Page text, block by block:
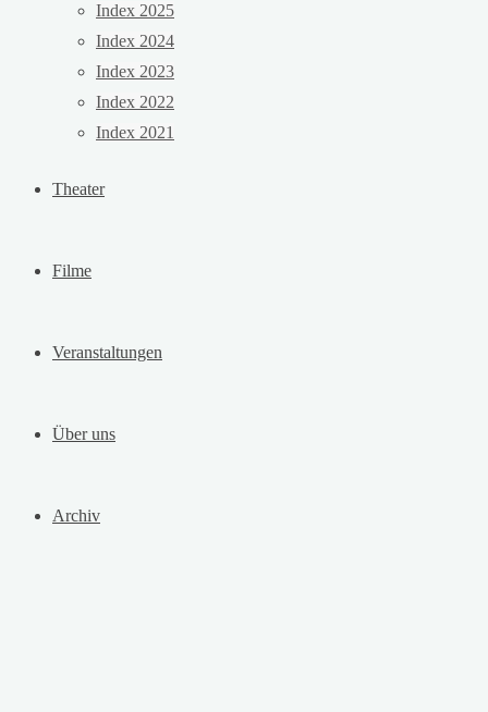
Index 2025
Index 2024
Index 2023
Index 2022
Index 2021
Theater
Filme
Veranstaltungen
Über uns
Archiv